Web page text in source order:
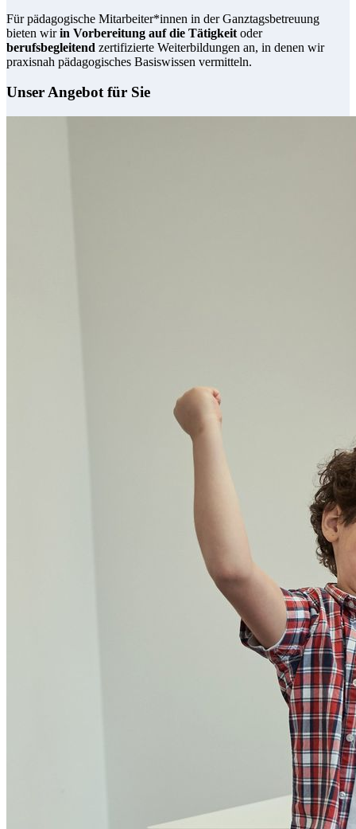
Für pädagogische Mitarbeiter*innen in der Ganztagsbetreuung
bieten wirin Vorbereitung auf die Tätigkeit oder
berufsbegleitend zertifizierte Weiterbildungen an, in denen wir
praxisnah pädagogisches Basiswissen vermitteln.
Unser Angebot für Sie